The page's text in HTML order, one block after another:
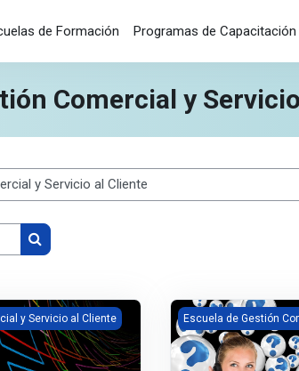
de Formación Programas de Capacitación
Comercial y
Buscar cursos
organizacional centrada en el cliente
y Servicio al Cliente Imagen del curso
Escuela de Gestión